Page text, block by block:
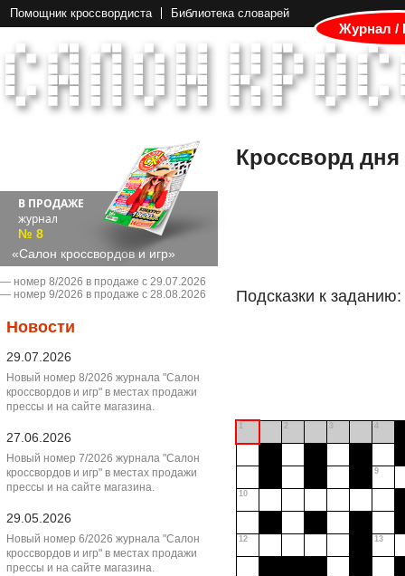
Помощник кроссвордиста Библиотека словарей
Журнал /
В ПРОДАЖЕ
журнал
№ 8
«Салон кроссвордов и игр»
― номер 8/2026 в продаже с 29.07.2026
― номер 9/2026 в продаже с 28.08.2026
Новости
29.07.2026
Новый номер 8/2026 журнала "Салон
кроссвордов и игр" в местах продажи
прессы и на сайте магазина.
27.06.2026
Новый номер 7/2026 журнала "Салон
кроссвордов и игр" в местах продажи
прессы и на сайте магазина.
29.05.2026
Новый номер 6/2026 журнала "Салон
кроссвордов и игр" в местах продажи
прессы и на сайте магазина.
Кроссворд дня
Подсказки к заданию:
1 2 3 4
9
10
12 13